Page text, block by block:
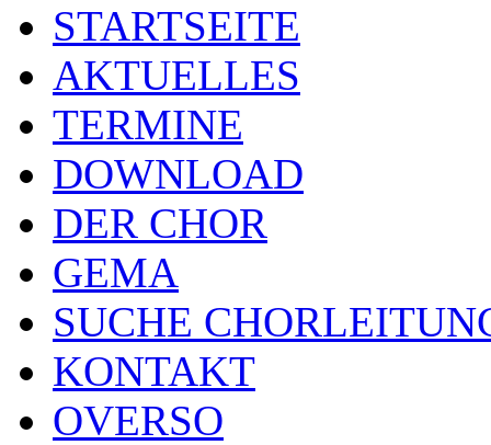
STARTSEITE
AKTUELLES
TERMINE
DOWNLOAD
DER CHOR
GEMA
SUCHE
KONTAKT
OVERSO